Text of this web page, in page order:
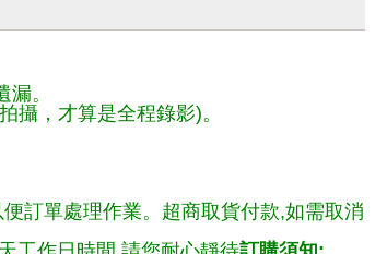
。
攝，才算是全程錄影)。
訂單處理作業。超商取貨付款,如需取消